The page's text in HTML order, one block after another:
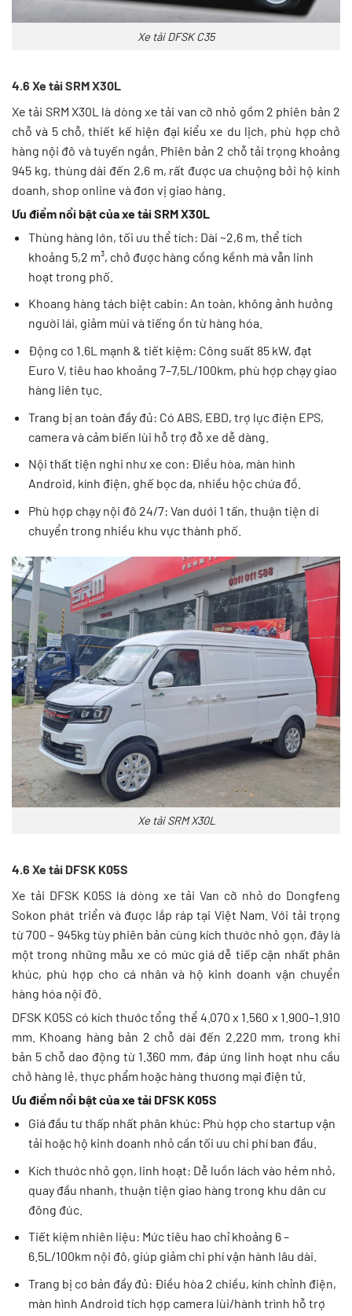
Xe tải DFSK C35
4.6 Xe tải SRM X30L
Xe tải SRM X30L là dòng xe tải van cỡ nhỏ gồm 2 phiên bản 2
chỗ và 5 chỗ, thiết kế hiện đại kiểu xe du lịch, phù hợp chở
hàng nội đô và tuyến ngắn. Phiên bản 2 chỗ tải trọng khoảng
945 kg, thùng dài đến 2,6 m, rất được ưa chuộng bởi hộ kinh
doanh, shop online và đơn vị giao hàng.
Ưu điểm nổi bật của xe tải SRM X30L
Thùng hàng lớn, tối ưu thể tích: Dài ~2,6 m, thể tích
khoảng 5,2 m³, chở được hàng cồng kềnh mà vẫn linh
hoạt trong phố.
Khoang hàng tách biệt cabin: An toàn, không ảnh hưởng
người lái, giảm mùi và tiếng ồn từ hàng hóa.
Động cơ 1.6L mạnh & tiết kiệm: Công suất 85 kW, đạt
Euro V, tiêu hao khoảng 7–7,5L/100km, phù hợp chạy giao
hàng liên tục.
Trang bị an toàn đầy đủ: Có ABS, EBD, trợ lực điện EPS,
camera và cảm biến lùi hỗ trợ đỗ xe dễ dàng.
Nội thất tiện nghi như xe con: Điều hòa, màn hình
Android, kính điện, ghế bọc da, nhiều hộc chứa đồ.
Phù hợp chạy nội đô 24/7: Van dưới 1 tấn, thuận tiện di
chuyển trong nhiều khu vực thành phố.
Xe tải SRM X30L
4.6 Xe tải DFSK K05S
Xe tải DFSK K05S là dòng xe tải Van cỡ nhỏ do Dongfeng
Sokon phát triển và được lắp ráp tại Việt Nam. Với tải trọng
từ 700 – 945kg tùy phiên bản cùng kích thước nhỏ gọn, đây là
một trong những mẫu xe có mức giá dễ tiếp cận nhất phân
khúc, phù hợp cho cá nhân và hộ kinh doanh vận chuyển
hàng hóa nội đô.
DFSK K05S có kích thước tổng thể 4.070 x 1.560 x 1.900–1.910
mm. Khoang hàng bản 2 chỗ dài đến 2.220 mm, trong khi
bản 5 chỗ dao động từ 1.360 mm, đáp ứng linh hoạt nhu cầu
chở hàng lẻ, thực phẩm hoặc hàng thương mại điện tử.
Ưu điểm nổi bật của xe tải DFSK K05S
Giá đầu tư thấp nhất phân khúc: Phù hợp cho startup vận
tải hoặc hộ kinh doanh nhỏ cần tối ưu chi phí ban đầu.
Kích thước nhỏ gọn, linh hoạt: Dễ luồn lách vào hẻm nhỏ,
quay đầu nhanh, thuận tiện giao hàng trong khu dân cư
đông đúc.
Tiết kiệm nhiên liệu: Mức tiêu hao chỉ khoảng 6 –
6.5L/100km nội đô, giúp giảm chi phí vận hành lâu dài.
Trang bị cơ bản đầy đủ: Điều hòa 2 chiều, kính chỉnh điện,
màn hình Android tích hợp camera lùi/hành trình hỗ trợ